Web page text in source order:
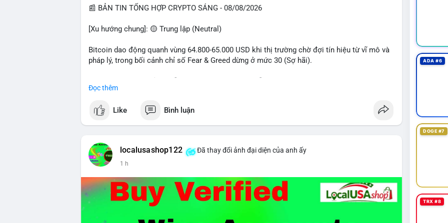
📰 BẢN TIN TỔNG HỢP CRYPTO SÁNG - 08/08/2026
[Xu hướng chung]: 🟡 Trung lập (Neutral)
Bitcoin dao động quanh vùng 64.800-65.000 USD khi thị trường chờ đợi tín hiệu từ vĩ mô và
pháp lý, trong bối cảnh chỉ số Fear & Greed dừng ở mức 30 (Sợ hãi).
chuyển 289,92 BTC trị giá 18,83 triệu USD lúc 08:19 UTC và 61,37 BTC (gần 4 triệu USD) lúc
sàn.
phiếu để tiến tới tháng tới. IMF nhận định stablecoin nội địa có thể thúc đẩy nhu cầu token
được dollar hỗ trợ. Tòa án Mỹ cho phép Bybit truy xuất tài sản 1,5 tỷ USD từ vụ hack Triều
Tiên.
- Công nghệ & Bảo mật: BTCPay cảnh báo exploit mới trên LND có thể đánh cắp thông tin
đăng nhập Lightning Network, người dùng cần cập nhật ngay. XRP Ledger đề xuất sửa đổi
bảo mật token hóa tài sản Wall Street trị giá 530 triệu USD.
Đọc thêm
Like Bình luận
localusashop122 Đã thay đổi ảnh đại diện của anh ấy
1 h
ADA #6
DOGE #7
TRX #8